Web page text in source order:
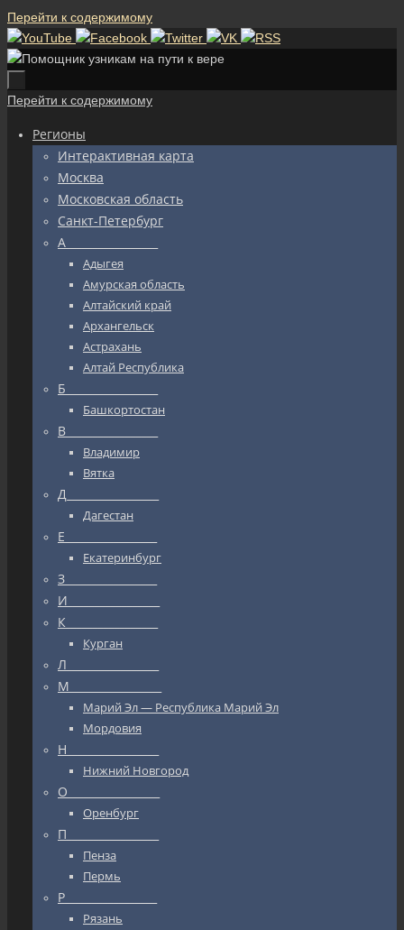
Перейти к содержимому
Перейти к содержимому
Регионы
Интерактивная карта
Москва
Московская область
Санкт-Петербург
А_________________
Адыгея
Амурская область
Алтайский край
Архангельск
Астрахань
Алтай Республика
Б_________________
Башкортостан
В_________________
Владимир
Вятка
Д_________________
Дагестан
Е_________________
Екатеринбург
З_________________
И_________________
К_________________
Курган
Л_________________
М_________________
Марий Эл — Республика Марий Эл
Мордовия
Н_________________
Нижний Новгород
О_________________
Оренбург
П_________________
Пенза
Пермь
Р_________________
Рязань